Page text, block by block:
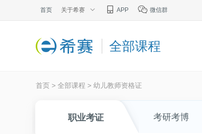
首页 关于希赛 APP 微信群
全部课程
首页 > 全部课程 > 幼儿教师资格证
职业考证 考研考博